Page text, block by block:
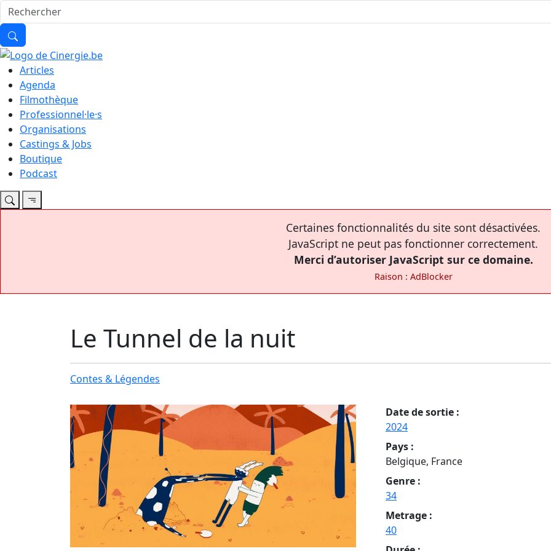
Articles
Agenda
Filmothèque
Professionnel·le·s
Organisations
Castings & Jobs
Boutique
Podcast
Certaines fonctionnalités du site sont désactivées.
JavaScript ne peut pas fonctionner correctement.
Merci d’autoriser JavaScript sur ce domaine.
Raison : AdBlocker
Le Tunnel de la nuit
Contes & Légendes
Date de sortie :
2024
Pays :
Belgique, France
Genre :
34
Metrage :
40